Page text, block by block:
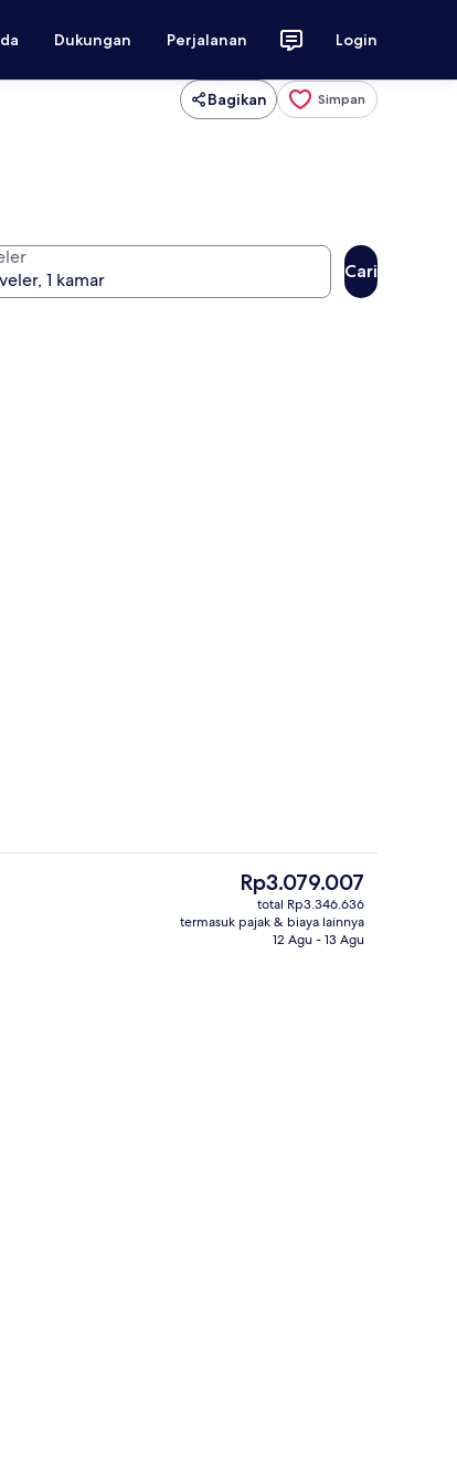
Dukungan Perjalanan Login
Bagikan Simpan
Cari
Objek wisata
Harga
saat
ini
Rp3.079.007
Rp3.079.007
total Rp3.346.636
termasuk pajak & biaya lainnya
12 Agu - 13 Agu